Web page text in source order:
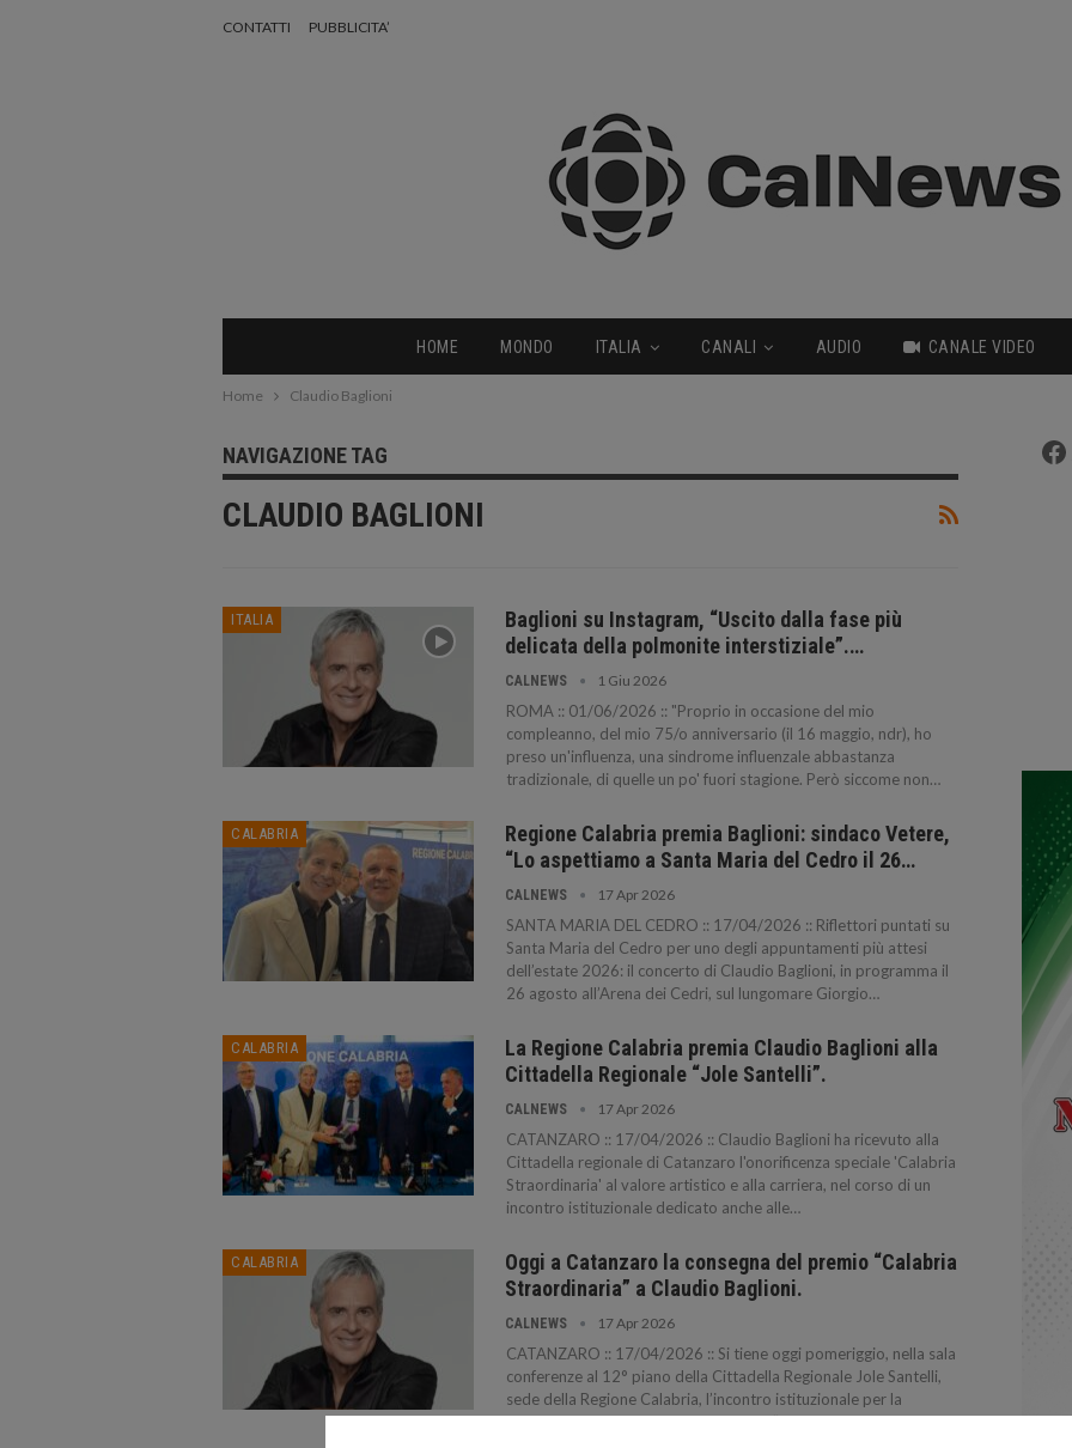
CONTATTI PUBBLICITA’
HOME MONDO ITALIA CANALI AUDIO CANALE VIDEO
Home Claudio Baglioni
NAVIGAZIONE TAG
CLAUDIO BAGLIONI
ITALIA
Baglioni su Instagram, “Uscito dalla fase più
delicata della polmonite interstiziale”.…
CALNEWS 1 Giu 2026
ROMA :: 01/06/2026 :: "Proprio in occasione del mio
compleanno, del mio 75/o anniversario (il 16 maggio, ndr), ho
preso un'influenza, una sindrome influenzale abbastanza
tradizionale, di quelle un po' fuori stagione. Però siccome non…
CALABRIA
Regione Calabria premia Baglioni: sindaco Vetere,
“Lo aspettiamo a Santa Maria del Cedro il 26…
CALNEWS 17 Apr 2026
SANTA MARIA DEL CEDRO :: 17/04/2026 :: Riflettori puntati su
Santa Maria del Cedro per uno degli appuntamenti più attesi
dell’estate 2026: il concerto di Claudio Baglioni, in programma il
26 agosto all’Arena dei Cedri, sul lungomare Giorgio…
CALABRIA
La Regione Calabria premia Claudio Baglioni alla
Cittadella Regionale “Jole Santelli”.
CALNEWS 17 Apr 2026
CATANZARO :: 17/04/2026 :: Claudio Baglioni ha ricevuto alla
Cittadella regionale di Catanzaro l'onorificenza speciale 'Calabria
Straordinaria' al valore artistico e alla carriera, nel corso di un
incontro istituzionale dedicato anche alle…
CALABRIA
Oggi a Catanzaro la consegna del premio “Calabria
Straordinaria” a Claudio Baglioni.
CALNEWS 17 Apr 2026
CATANZARO :: 17/04/2026 :: Si tiene oggi pomeriggio, nella sala
conferenze al 12° piano della Cittadella Regionale Jole Santelli,
sede della Regione Calabria, l’incontro istituzionale per la
consegna del riconoscimento speciale “Calabria…